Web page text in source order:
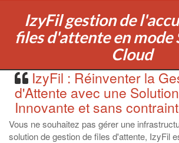
IzyFil gestion de
files d'attente en mode
Cloud
IzyFil : Réinventer la
d'Attente avec une
Innovante et sans
Vous ne souhaitez pas gérer une
solution de gestion de files d'attente, IzyFil